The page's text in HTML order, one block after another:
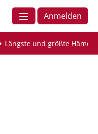
Anmelden
Längste und größte